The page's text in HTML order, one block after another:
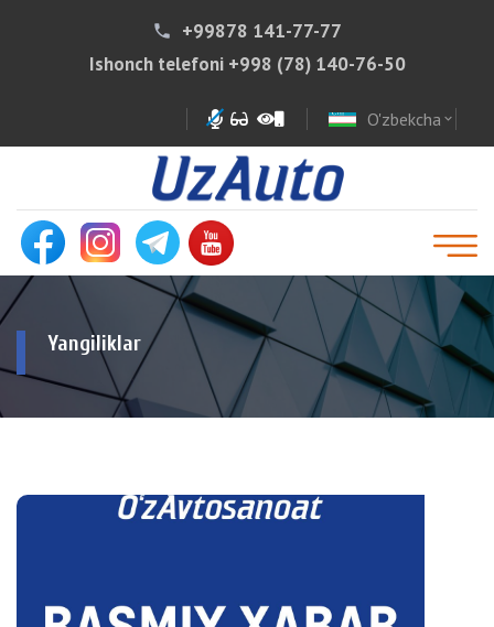
phone
+99878 141-77-77
Ishonch telefoni +998 (78) 140-76-50
O'zbekcha expand_more
Yangiliklar